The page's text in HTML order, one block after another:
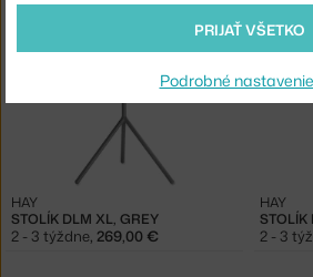
STOLÍK DLM XL, GREY
HAY
2 - 3 týždne, 269,00 €
STOLÍK
HAY
2 - 3
PRIJAŤ VŠETKO
Podrobné nastavenie